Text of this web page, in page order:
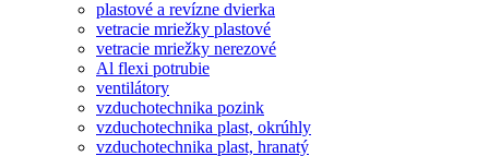
plastové a revízne dvierka
vetracie mriežky plastové
vetracie mriežky nerezové
Al flexi potrubie
ventilátory
vzduchotechnika pozink
vzduchotechnika plast, okrúhly
vzduchotechnika plast, hranatý